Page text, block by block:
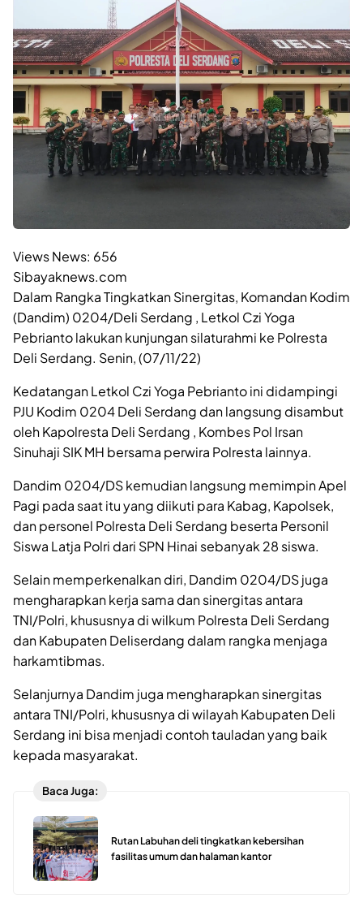
Views News: 656
Sibayaknews.com
Dalam Rangka Tingkatkan Sinergitas, Komandan Kodim
(Dandim) 0204/Deli Serdang , Letkol Czi Yoga
Pebrianto lakukan kunjungan silaturahmi ke Polresta
Deli Serdang. Senin, (07/11/22)
Kedatangan Letkol Czi Yoga Pebrianto ini didampingi
PJU Kodim 0204 Deli Serdang dan langsung disambut
oleh Kapolresta Deli Serdang , Kombes Pol Irsan
Sinuhaji SIK MH bersama perwira Polresta lainnya.
Dandim 0204/DS kemudian langsung memimpin Apel
Pagi pada saat itu yang diikuti para Kabag, Kapolsek,
dan personel Polresta Deli Serdang beserta Personil
Siswa Latja Polri dari SPN Hinai sebanyak 28 siswa.
Selain memperkenalkan diri, Dandim 0204/DS juga
mengharapkan kerja sama dan sinergitas antara
TNI/Polri, khususnya di wilkum Polresta Deli Serdang
dan Kabupaten Deliserdang dalam rangka menjaga
harkamtibmas.
Selanjurnya Dandim juga mengharapkan sinergitas
antara TNI/Polri, khususnya di wilayah Kabupaten Deli
Serdang ini bisa menjadi contoh tauladan yang baik
kepada masyarakat.
Baca Juga:
Rutan Labuhan deli tingkatkan kebersihan
fasilitas umum dan halaman kantor